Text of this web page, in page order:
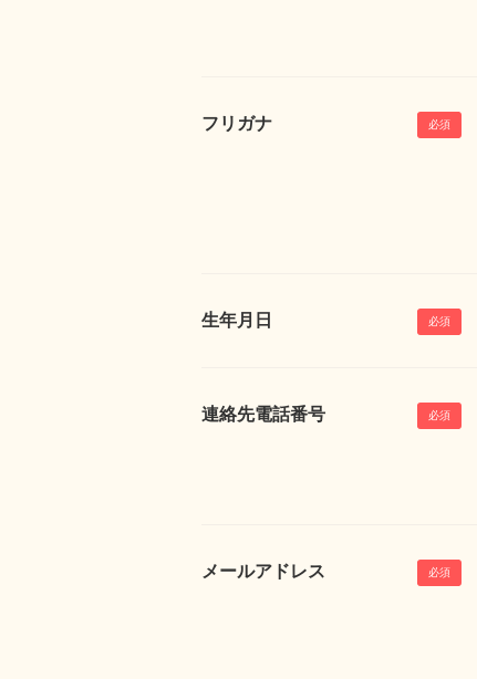
フリガナ
生年月日
連絡先電話番号
メールアドレス